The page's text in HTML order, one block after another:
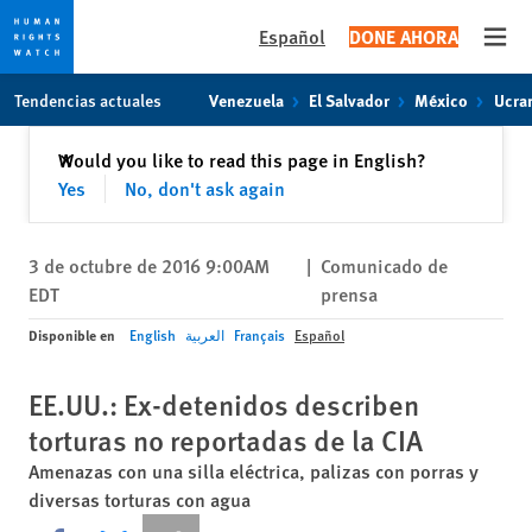
content
Español DONE AHORA
Tendencias actuales Venezuela El Salvador México
Would you like to read this page in English?
Yes
No, don't ask again
✕Cerrar
3 de octubre de 2016 9:00AM
EDT
| Comunicado de
prensa
Disponible en English العربية Français Español
EE.UU.: Ex-detenidos describen
torturas no reportadas de la CIA
Amenazas con una silla eléctrica, palizas con porras y
diversas torturas con agua